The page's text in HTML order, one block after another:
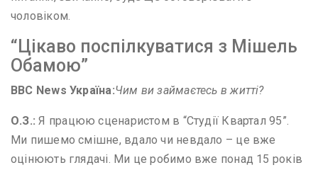
чоловіком.
“Цікаво поспілкуватися з Мішель
Обамою”
BBC NewsУкраїна:Чим ви займаєтесь в житті?
О.З.: Я працюю сценаристом в “Студії Квартал 95”.
Ми пишемо смішне, вдало чи невдало – це вже
оцінюють глядачі. Ми це робимо вже понад 15 років